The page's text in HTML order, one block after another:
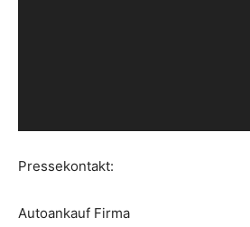
e
Pressekontakt:
Autoankauf Firma